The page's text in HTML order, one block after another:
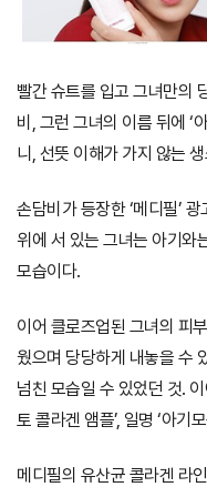
빨간 슈트를 입고 그녀만의
비, 그런 그녀의 이름 뒤에 ‘
니, 선뜻 이해가 가지 않는
손담비가 등장한 ‘메디필’
위에 서 있는 그녀는 아기와
모습이다.
이어 클로즈업된 그녀의 피
웠으며 당당하게 내놓을 수
넘친 모습일 수 있었던 것.
토 콜라겐 앰플’, 일명 ‘아기
메디필의 유산균 콜라겐 라